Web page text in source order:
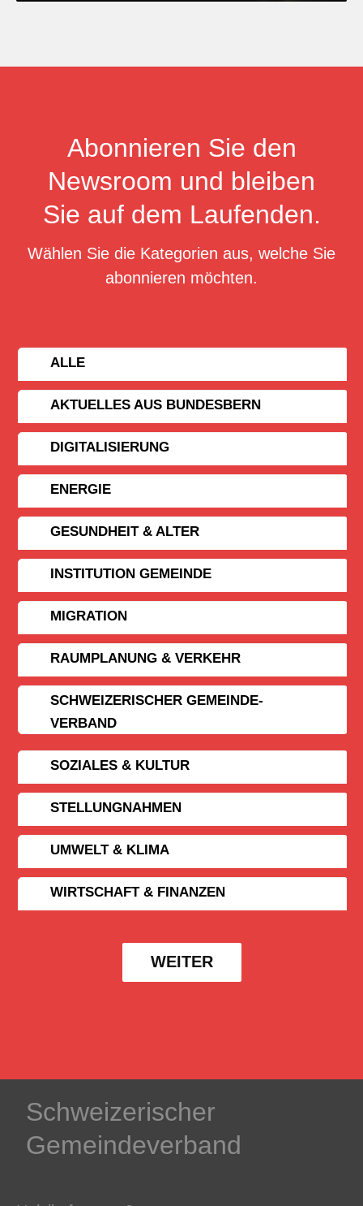
Abonnieren Sie den
Newsroom und bleiben
Sie auf dem Laufenden.
Wählen Sie die Kategorien aus, welche Sie
abonnieren möchten.
ALLE
AKTUELLES AUS BUNDESBERN
DIGITALISIERUNG
ENERGIE
GESUNDHEIT & ALTER
INSTITUTION GEMEINDE
MIGRATION
RAUMPLANUNG & VERKEHR
SCHWEIZERISCHER GEMEINDE­
VERBAND
SOZIALES & KULTUR
STELLUNGNAHMEN
UMWELT & KLIMA
WIRTSCHAFT & FINANZEN
WEITER
Schweizerischer
Gemeindeverband